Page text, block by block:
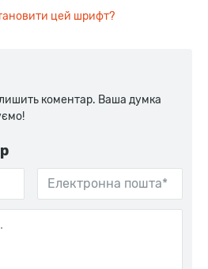
цей шрифт?
коментар. Ваша думка